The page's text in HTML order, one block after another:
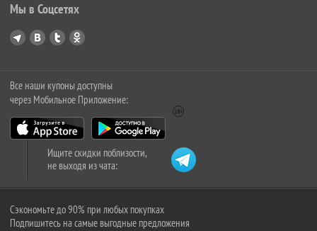
Мы в Соцсетях
Все наши купоны доступны
через Мобильное Приложение:
Ищите скидки поблизости,
не выходя из чата:
Сэкономьте до 90% при любых покупках
Подпишитесь на самые выгодные предложения